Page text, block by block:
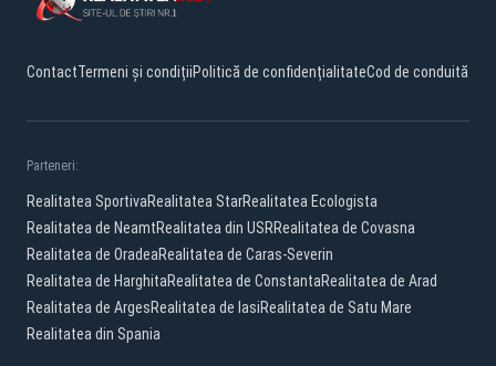
ContactTermeni și condițiiPolitică de confidențialitateCod de conduită
Parteneri:
Realitatea SportivaRealitatea StarRealitatea Ecologista
Realitatea de NeamtRealitatea din USRRealitatea de Covasna
Realitatea de OradeaRealitatea de Caras-Severin
Realitatea de HarghitaRealitatea de ConstantaRealitatea de Arad
Realitatea de ArgesRealitatea de IasiRealitatea de Satu Mare
Realitatea din Spania